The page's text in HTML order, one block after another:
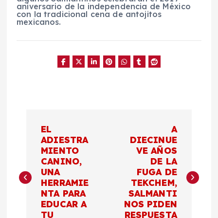
aniversario de la independencia de México
con la tradicional cena de antojitos
mexicanos.
v
e
EL
ADIESTRA
MIENTO
CANINO,
UNA
HERRAMIE
NTA PARA
EDUCAR A
TU
A
DIECINUE
VE AÑOS
DE LA
FUGA DE
TEKCHEM,
SALMANTI
NOS PIDEN
RESPUESTA